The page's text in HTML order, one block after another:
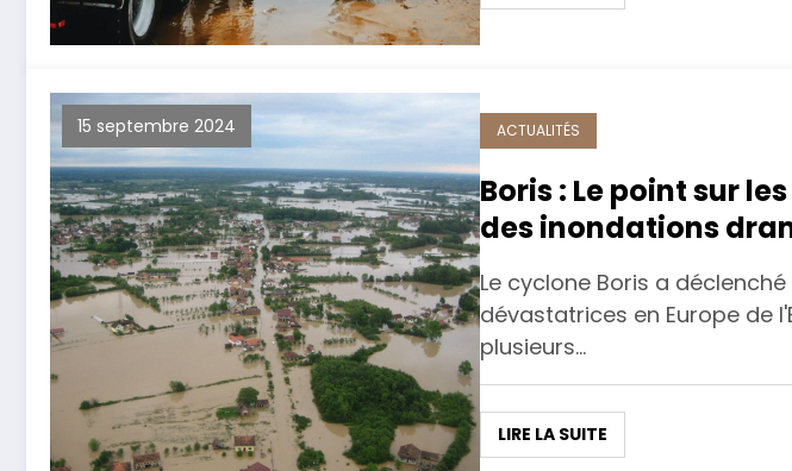
15 septembre 2024 ACTUALITÉS
Boris : Le point sur
des inondations
Le cyclone Boris a
dévastatrices en Europe de
plusieurs…
LIRE LA SUITE